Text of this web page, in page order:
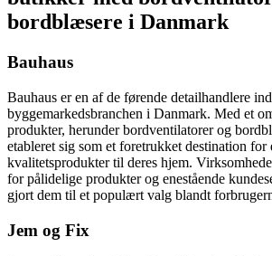
bordblæsere i Danmark
Bauhaus
Bauhaus er en af de førende detailhandlere
byggemarkedsbranchen i Danmark. Med et
produkter, herunder bordventilatorer og
etableret sig som et foretrukket destination for
kvalitetsprodukter til deres hjem.
for pålidelige produkter og enestående
gjort dem til et populært valg blandt
Jem og Fix